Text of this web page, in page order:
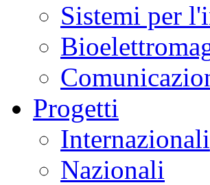
Sistemi per
Progetti
Internazionali
Nazionali